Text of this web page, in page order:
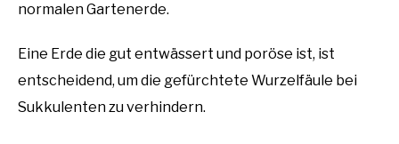
normalen Gartenerde.
Eine Erde die gut entwässert und poröse ist, ist
entscheidend, um die gefürchtete Wurzelfäule bei
Sukkulenten zu verhindern.